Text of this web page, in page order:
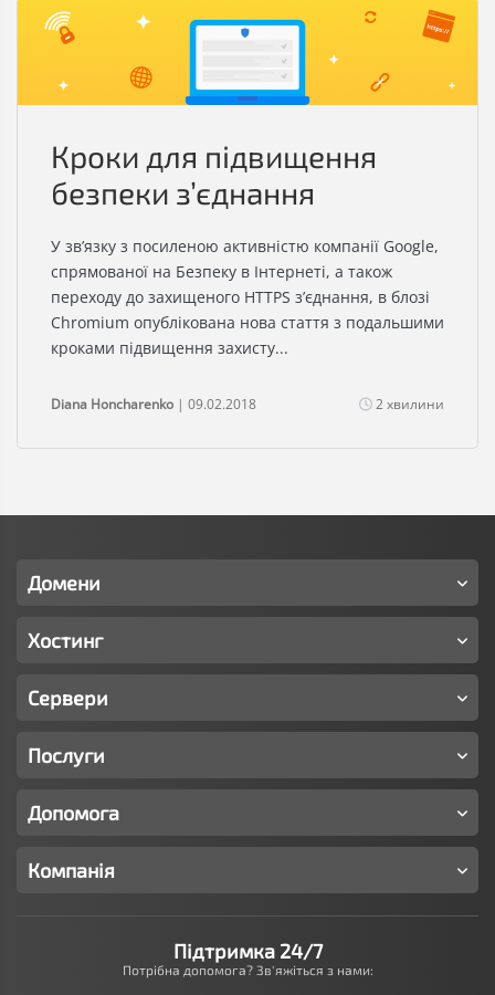
Кроки для підвищення
безпеки з’єднання
У зв’язку з посиленою активністю компанії Google,
спрямованої на Безпеку в Інтернеті, а також
переходу до захищеного HTTPS з’єднання, в блозі
Chromium опублікована нова стаття з подальшими
кроками підвищення захисту...
Diana Honcharenko | 09.02.2018 2 хвилини
Домени
Хостинг
Сервери
Послуги
Допомога
Компанія
Підтримка 24/7
Потрібна допомога? Зв'яжіться з нами: